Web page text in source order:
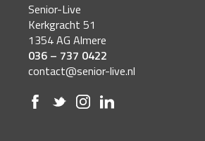
Senior-Live
Kerkgracht 51
1354 AG Almere
036 – 737 0422
contact@senior-live.nl